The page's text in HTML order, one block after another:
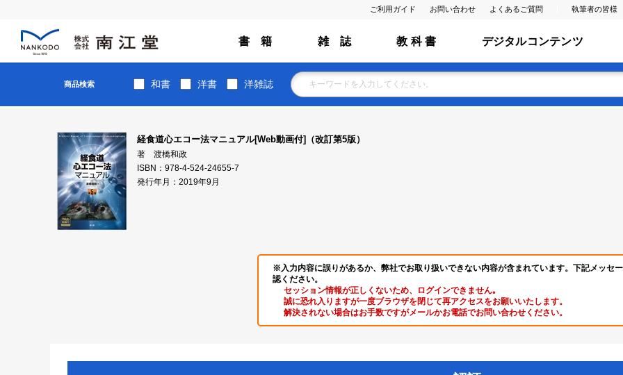
ご利用ガイド お問い合わせ よくあるご質問 執筆者の皆様
書 籍 雑 誌 教 科 書 デジタルコンテンツ
商品検索 和書 洋書 洋雑誌
経食道心エコー法マニュアル[Web動画付]（改訂第5版）
著 渡橋和政
ISBN：978-4-524-24655-7
発行年月：2019年9月
※入力内容に誤りがあるか、弊社でお取り扱いできない内容が含まれています。下記メッセ
認ください。
セッション情報が正しくないため、ログインできません｡
誠に恐れ入りますが一度ブラウザを閉じて再アクセスをお願いいたします。
解決されない場合はお手数ですがメールかお電話でお問い合わせください。